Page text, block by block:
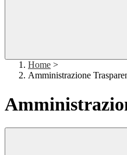
Home >
Amministrazione